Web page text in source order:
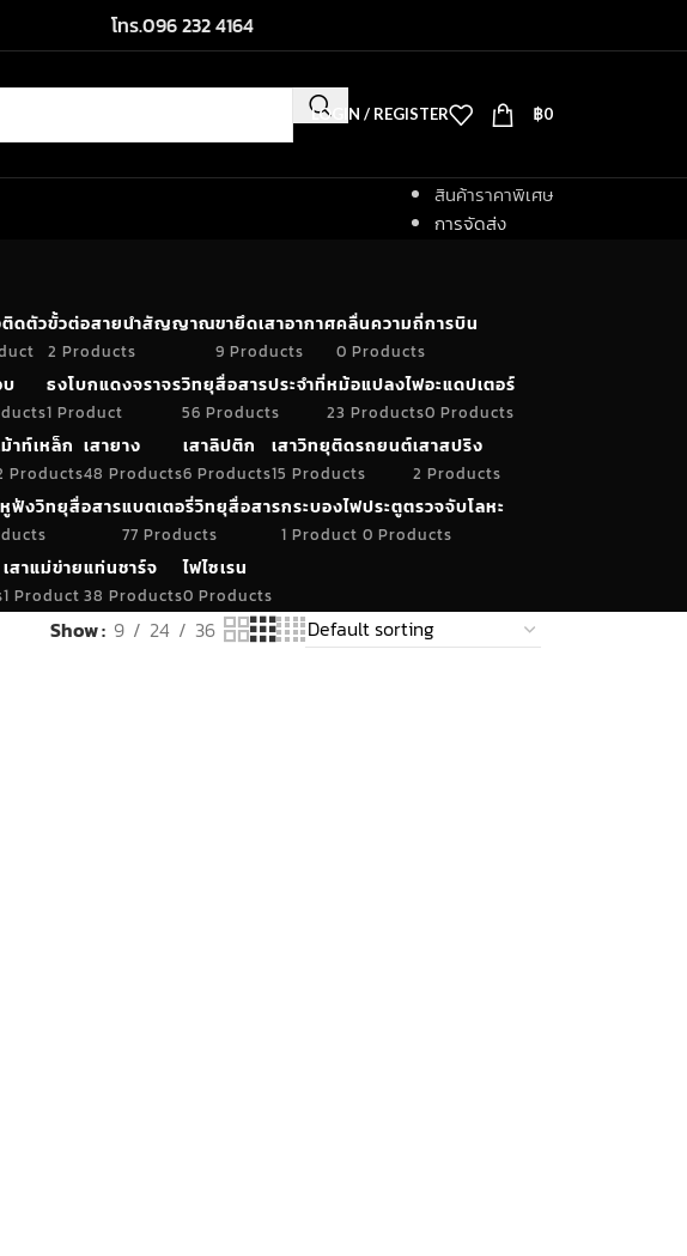
โทร.096 232 4164
LOGIN / REGISTER ฿0
สินค้าราคาพิเศษ
การจัดส่ง
ดตัวขั้วต่อสายนำสัญญาณ
2 Products
ขายึดเสาอากาศ
9 Products
คลื่นความถี่การบิน
0 Products
ธงโบกแดงจราจร
1 Product
วิทยุสื่อสารประจำที่
56 Products
หม้อแปลงไฟ
23 Products
อะแดปเตอร์
0 Products
ม้าท์เหล็ก
Products
เสายาง
48 Products
เสาลิปติก
6 Products
เสาวิทยุติดรถยนต์
15 Products
เสาสปริง
2 Products
ฟังวิทยุสื่อสารแบตเตอรี่วิทยุสื่อสาร
77 Products
กระบองไฟ
1 Product
ประตูตรวจจับโลหะ
0 Products
เสาแม่ข่าย
1 Product
แท่นชาร์จ
38 Products
ไฟไซเรน
0 Products
Show 9 24 36